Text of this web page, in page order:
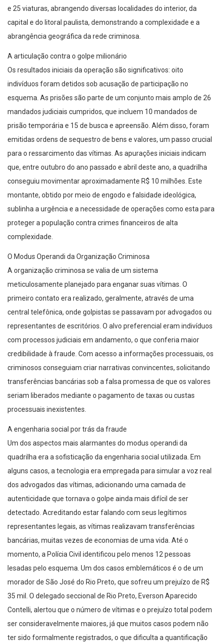
e 25 viaturas, abrangendo diversas localidades do interior, da
capital e do litoral paulista, demonstrando a complexidade e a
abrangência geográfica da rede criminosa.
A articulação contra o golpe milionário
Os resultados iniciais da operação são significativos: oito
indivíduos foram detidos sob acusação de participação no
esquema. As prisões são parte de um conjunto mais amplo de 26
mandados judiciais cumpridos, que incluem 10 mandados de
prisão temporária e 15 de busca e apreensão. Além disso, foram
emitidas ordens de sequestro de bens e valores, um passo crucial
para o ressarcimento das vítimas. As apurações iniciais indicam
que, entre outubro do ano passado e abril deste ano, a quadrilha
conseguiu movimentar aproximadamente R$ 10 milhões. Este
montante, obtido por meio de engodo e falsidade ideológica,
sublinha a urgência e a necessidade de operações como esta para
proteger a população contra crimes financeiros de alta
complexidade.
O Modus Operandi da Organização Criminosa
A organização criminosa se valia de um sistema
meticulosamente planejado para enganar suas vítimas. O
primeiro contato era realizado, geralmente, através de uma
central telefônica, onde golpistas se passavam por advogados ou
representantes de escritórios. O alvo preferencial eram indivíduos
com processos judiciais em andamento, o que conferia maior
credibilidade à fraude. Com acesso a informações processuais, os
criminosos conseguiam criar narrativas convincentes, solicitando
transferências bancárias sob a falsa promessa de que os valores
seriam liberados mediante o pagamento de taxas ou custas
processuais inexistentes.
A engenharia social por trás da fraude
Um dos aspectos mais alarmantes do modus operandi da
quadrilha era a sofisticação da engenharia social utilizada. Em
alguns casos, a tecnologia era empregada para simular a voz real
dos advogados das vítimas, adicionando uma camada de
autenticidade que tornava o golpe ainda mais difícil de ser
detectado. Acreditando estar falando com seus legítimos
representantes legais, as vítimas realizavam transferências
bancárias, muitas vezes de economias de uma vida. Até o
momento, a Polícia Civil identificou pelo menos 12 pessoas
lesadas pelo esquema. Um dos casos emblemáticos é o de um
morador de São José do Rio Preto, que sofreu um prejuízo de R$
35 mil. O delegado seccional de Rio Preto, Everson Aparecido
Contelli, alertou que o número de vítimas e o prejuízo total podem
ser consideravelmente maiores, já que muitos casos podem não
ter sido formalmente registrados, o que dificulta a quantificação